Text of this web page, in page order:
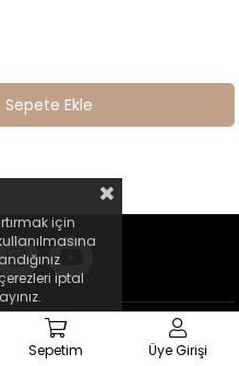
Sepete Ekle
için
iptal
Sepetim Üye Girişi